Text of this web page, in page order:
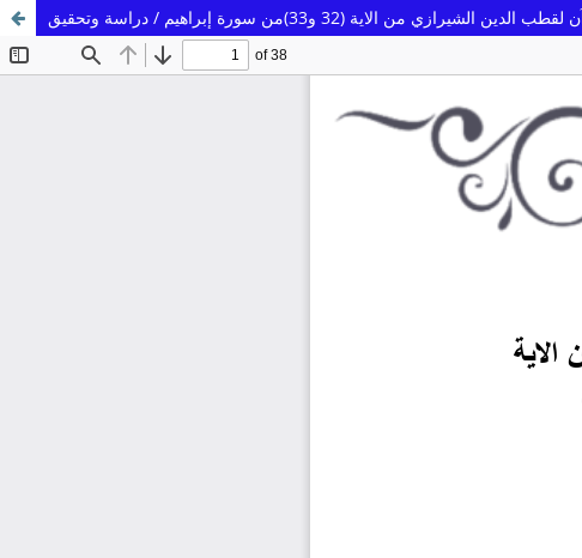
من الاية (32 و33)من سورة إبراهيم / دراسة وتحقيق